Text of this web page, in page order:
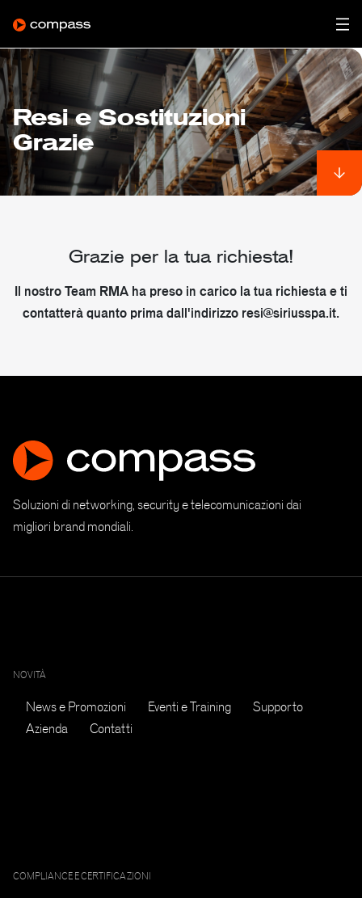
Resi e Sostituzioni
Grazie
Grazie per la tua richiesta!
Il nostro Team RMA ha preso in carico la tua richiesta e ti
contatterà quanto prima dall'indirizzo resi@siriusspa.it.
Soluzioni di networking, security e telecomunicazioni dai
migliori brand mondiali.
NOVITÀ
News e Promozioni Eventi e Training
Supporto
Azienda
Contatti
COMPLIANCE E CERTIFICAZIONI